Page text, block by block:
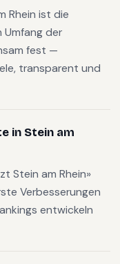
Rhein ist die
der
fest —
transparent und
in Stein am
Stein am Rhein»
Verbesserungen
entwickeln